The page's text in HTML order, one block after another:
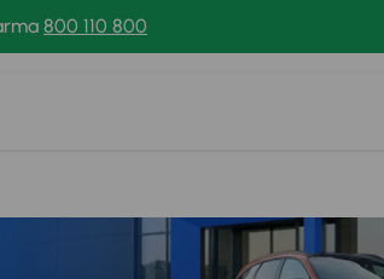
800 110 800